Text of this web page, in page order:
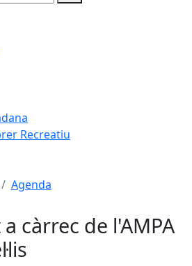
Recreatiu
Agenda
càrrec de l'AMPA